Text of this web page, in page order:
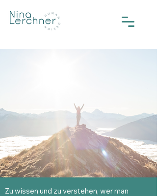
Zu wissen und zu verstehen, wer man